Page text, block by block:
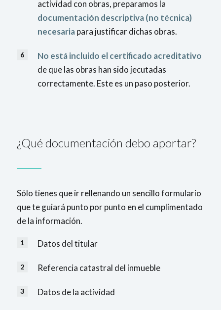
actividad con obras, preparamos la
documentación descriptiva (no técnica)
necesariapara justificar dichas obras.
No está incluido elcertificado acreditativo
de que las obras han sido jecutadas
correctamente. Este es un paso posterior.
¿Qué documentación debo aportar?
Sólo tienes que ir rellenando un sencillo formulario
que te guiará punto por punto en el cumplimentado
de la información.
Datos del titular
Referencia catastral del inmueble
Datos de la actividad